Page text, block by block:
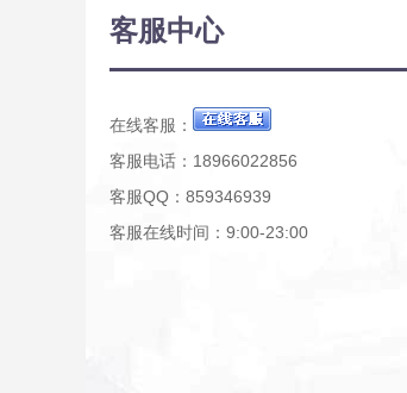
客服中心
在线客服：
客服电话：18966022856
客服QQ：859346939
客服在线时间：9:00-23:00